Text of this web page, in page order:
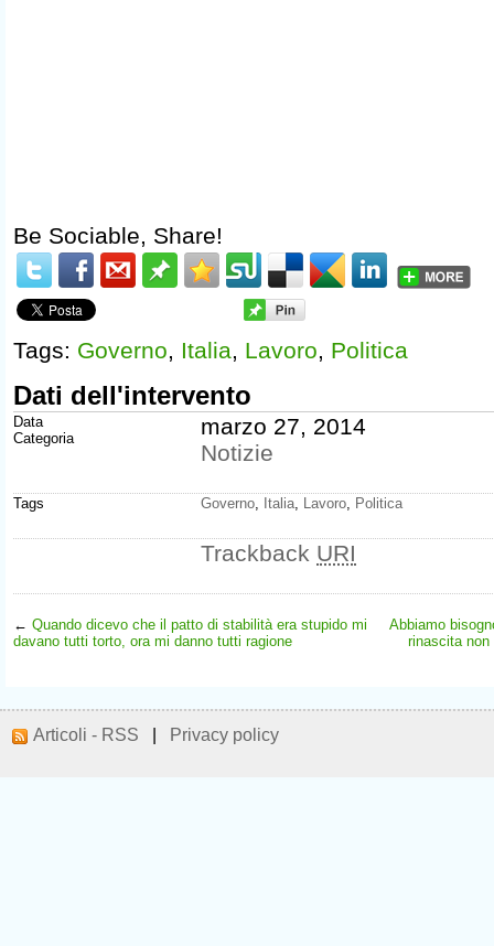
Be Sociable, Share!
Tags: Governo, Italia, Lavoro, Politica
Dati dell'intervento
Data
Categoria
marzo 27, 2014
Notizie
Tags Governo, Italia, Lavoro, Politica
Trackback URI
← Quando dicevo che il patto di stabilità era stupido mi
davano tutti torto, ora mi danno tutti ragione
Abbiamo
rinascita
Articoli - RSS Privacy policy